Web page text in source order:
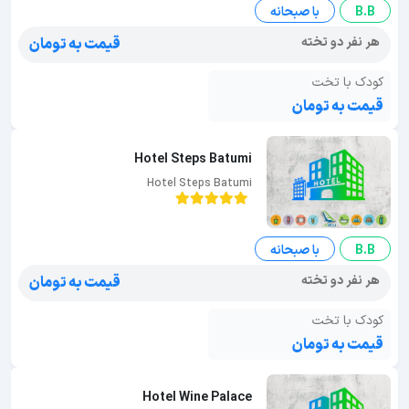
B.B
با صبحانه
هر نفر دو تخته
قیمت به تومان
کودک با تخت
قیمت به تومان
Hotel Steps Batumi
Hotel Steps Batumi
B.B
با صبحانه
هر نفر دو تخته
قیمت به تومان
کودک با تخت
قیمت به تومان
Hotel Wine Palace